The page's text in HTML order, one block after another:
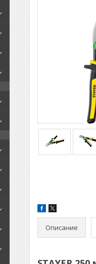
Описание